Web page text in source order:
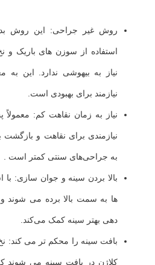
روش غیر جراحی: این روش
استفاده از سوزن‌ های باریک و
نیاز به بیهوشی ندارد. این
نیازمند برای بهبودی است.
نیاز به زمان نقاهت کم:
نیازمندی برای نقاهت و
به جراحی‌های سنتی کمتر است .
ها به سمت بالا برده می‌
دهی بهتر سینه کمک می‌کند.
کلاژن در بافت سینه می‌